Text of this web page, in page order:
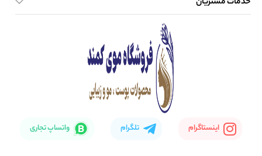
صفحه اصلی
اینستاگرام تلگرام واتساپ تجاری